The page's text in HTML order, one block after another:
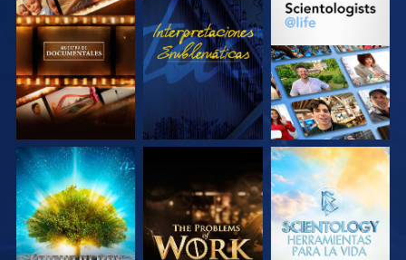
EXPLORA LAS
SERIES
VE
EXPLORA LAS
EXPLORA LAS
SERIES
EXPLORA LAS
SERIES
EXPLORA LAS
SERIES